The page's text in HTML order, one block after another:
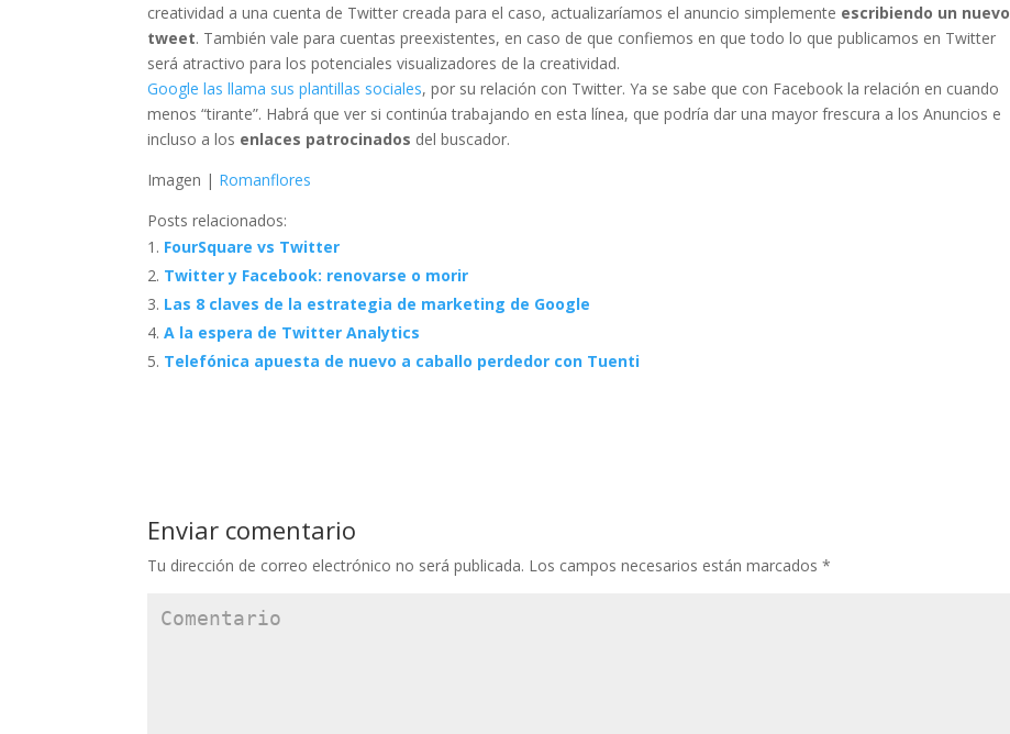
creatividad a una cuenta de Twitter creada para el caso, actualizaríamos el anuncio simplemente escribiendo un nuevo
tweet. También vale para cuentas preexistentes, en caso de que confiemos en que todo lo que publicamos en Twitter
será atractivo para los potenciales visualizadores de la creatividad.
Google las llama sus plantillas sociales, por su relación con Twitter. Ya se sabe que con Facebook la relación en cuando
menos “tirante”. Habrá que ver si continúa trabajando en esta línea, que podría dar una mayor frescura a los Anuncios e
incluso a los enlaces patrocinados del buscador.
Imagen | Romanflores
Posts relacionados:
FourSquare vs Twitter
Twitter y Facebook: renovarse o morir
Las 8 claves de la estrategia de marketing de Google
A la espera de Twitter Analytics
Telefónica apuesta de nuevo a caballo perdedor con Tuenti
Enviar comentario
Tu dirección de correo electrónico no será publicada. Los campos necesarios están marcados*